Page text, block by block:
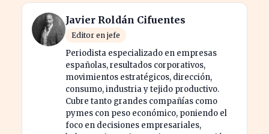
Javier Roldán Cifuentes
Editor en jefe
Periodista especializado en empresas
españolas, resultados corporativos,
movimientos estratégicos, dirección,
consumo, industria y tejido productivo.
Cubre tanto grandes compañías como
pymes con peso económico, poniendo el
foco en decisiones empresariales,